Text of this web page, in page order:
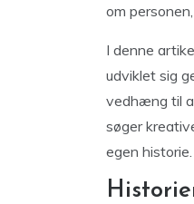
om
I denne
udviklet sig
vedhæng til
søger
egen historie.